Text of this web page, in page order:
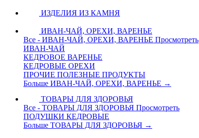
ИЗДЕЛИЯ ИЗ КАМНЯ
ИВАН-ЧАЙ, ОРЕХИ, ВАРЕНЬЕ
Все - ИВАН-ЧАЙ, ОРЕХИ, ВАРЕНЬЕ Просмотреть
ИВАН-ЧАЙ
КЕДРОВОЕ ВАРЕНЬЕ
КЕДРОВЫЕ ОРЕХИ
ПРОЧИЕ ПОЛЕЗНЫЕ ПРОДУКТЫ
Больше ИВАН-ЧАЙ, ОРЕХИ, ВАРЕНЬЕ →
ТОВАРЫ ДЛЯ ЗДОРОВЬЯ
Все - ТОВАРЫ ДЛЯ ЗДОРОВЬЯ Просмотреть
ПОДУШКИ КЕДРОВЫЕ
Больше ТОВАРЫ ДЛЯ ЗДОРОВЬЯ →